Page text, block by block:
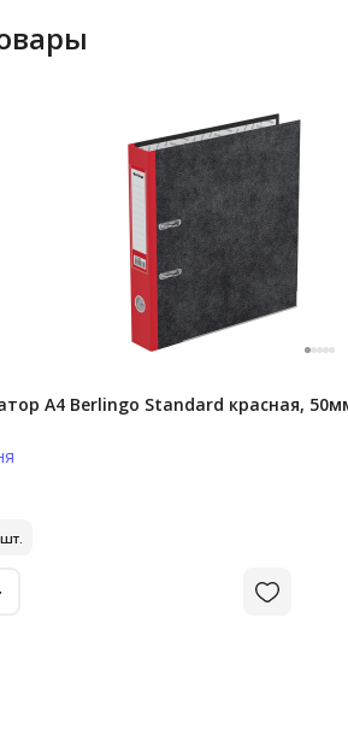
А4 Berlingo Standard красная,